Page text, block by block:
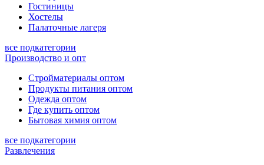
Гостиницы
Хостелы
Палаточные лагеря
все подкатегории
Производство и опт
Стройматериалы оптом
Продукты питания оптом
Одежда оптом
Где купить оптом
Бытовая химия оптом
все подкатегории
Развлечения